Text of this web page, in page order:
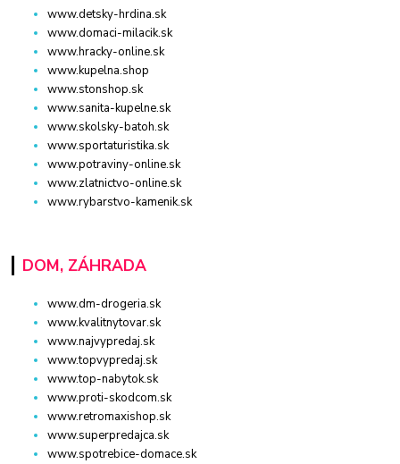
www.detsky-hrdina.sk
www.domaci-milacik.sk
www.hracky-online.sk
www.kupelna.shop
www.stonshop.sk
www.sanita-kupelne.sk
www.skolsky-batoh.sk
www.sportaturistika.sk
www.potraviny-online.sk
www.zlatnictvo-online.sk
www.rybarstvo-kamenik.sk
DOM, ZÁHRADA
www.dm-drogeria.sk
www.kvalitnytovar.sk
www.najvypredaj.sk
www.topvypredaj.sk
www.top-nabytok.sk
www.proti-skodcom.sk
www.retromaxishop.sk
www.superpredajca.sk
www.spotrebice-domace.sk